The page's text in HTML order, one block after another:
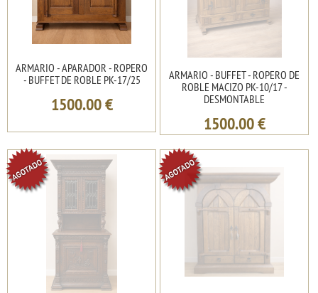
ARMARIO - APARADOR - ROPERO
- BUFFET DE ROBLE PK-17/25
1500.00€
ARMARIO - BUFFET - ROPERO DE
ROBLE MACIZO PK-10/17 -
DESMONTABLE
1500.00€